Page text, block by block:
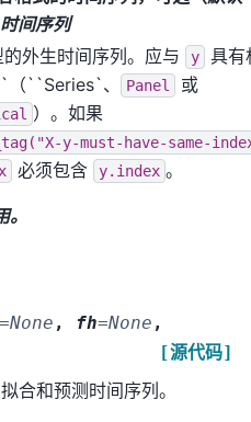
时间序列
外生时间序列。应与
y
具有
（``Series`、 Panel 或
）。如果
y-must-have-same-
必须包含 y.index 。
=None , fh=None ,
[源代码]
合和预测时间序列。